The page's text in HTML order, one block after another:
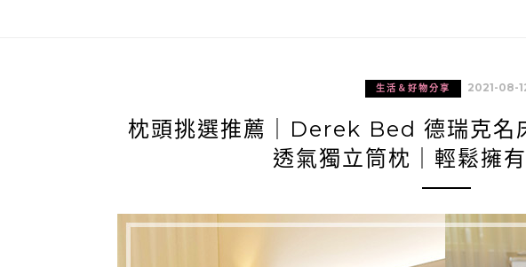
生活＆好物分享 2021-08-
枕頭挑選推薦｜Derek Bed 德瑞克名
透氣獨立筒枕｜輕鬆擁